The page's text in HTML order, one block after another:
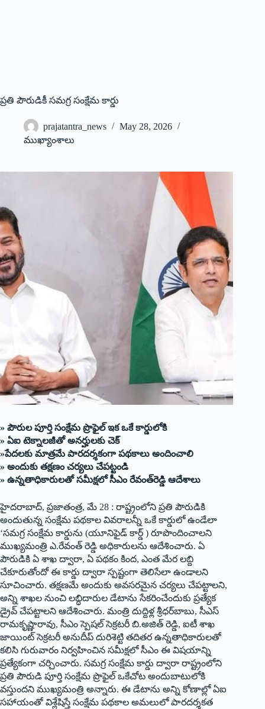
ప్రతి పౌరుడికీ సమగ్ర సంక్షేమ కార్డు
prajatantra_news
May 28, 2026
ముఖ్యాంశాలు
» పౌరుల పూర్తి సంక్షేమ ప్రొఫైల్ ఇక ఒకే కార్డులోకి
» ఏఐ టెక్నాలజీతో అనర్హులకు చెక్
»పేదలకు మాత్రమే పారదర్శకంగా పథకాలు అందించాలి
» అందుకు తక్షణం చర్యలు చేపట్టండి
» ఉన్నతాధికారులతో సమీక్షలో సీఎం రేవంత్‌రెడ్డి ఆదేశాలు
హైదరాబాద్, ప్రజాతంత్ర, మే 28 : రాష్ట్రంలోని ప్రతి పౌరుడికి
అందుతున్న సంక్షేమ పథకాల వివరాలన్నీ ఒకే కార్డులో ఉండేలా
‘సమగ్ర సంక్షేమ కార్డును (యూనిఫైడ్ కార్డ్ ) రూపొందించాలని
ముఖ్యమంత్రి ఎ.రేవంత్ రెడ్డి అధికారులను ఆదేశించారు. ఏ
పౌరుడికి ఏ శాఖ ద్వారా, ఏ పథకం కింద, ఎంత మేర లబ్ది
చేకూరుతోందో ఈ కార్డు ద్వారా స్పష్టంగా తెలిసేలా ఉండాలని
సూచించారు. తక్షణమే అందుకు అవసరమైన చర్యలు చేపట్టాలని,
అన్ని శాఖల నుంచి లబ్ధిదారుల డేటాను సేకరించేందుకు ప్రత్యేక
డ్రైవ్ చేపట్టాలని ఆదేశించారు. మంత్రి దుద్దిళ్ల శ్రీధర్‌బాబు, సీఎస్
రామకృష్ణారావు, సీఎం స్పెషల్ సెక్రటరీ బి.అజిత్ రెడ్డి, ఐటీ శాఖ
జాయింట్ సెక్రటరీ అనుదీప్ దురిశెట్టి తదితర ఉన్నతాధికారులతో
కలిసి గురువారం నిర్వహించిన సమీక్షలో సీఎం ఈ విషయాన్ని
ప్రత్యేకంగా చర్చించారు. సమగ్ర సంక్షేమ కార్డు ద్వారా రాష్ట్రంలోని
ప్రతి పౌరుడి పూర్తి సంక్షేమ ప్రొఫైల్ ఒకేచోట అందుబాటులోకి
వస్తుందని ముఖ్యమంత్రి అన్నారు. ఈ డేటాను అన్ని కోణాల్లో ఏఐ
సహాయంతో విశ్లేషిస్తే సంక్షేమ పథకాల అమలులో పారదర్శకత